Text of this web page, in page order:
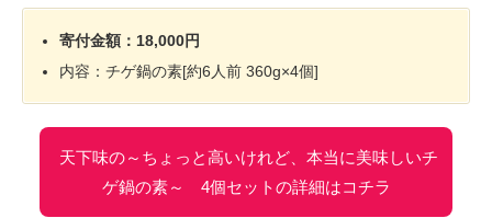
寄付金額：18,000円
内容：チゲ鍋の素[約6人前 360g×4個]
天下味の～ちょっと高いけれど、本当に美味しいチ
ゲ鍋の素～ 4個セットの詳細はコチラ